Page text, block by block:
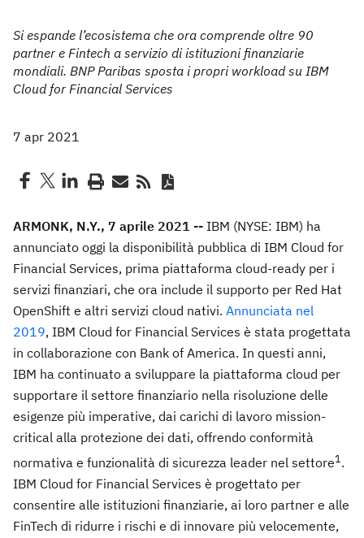
Si espande l’ecosistema che ora comprende oltre 90
partner e Fintech a servizio di istituzioni finanziarie
mondiali. BNP Paribas sposta i propri workload su IBM
Cloud for Financial Services
7 apr 2021
ARMONK, N.Y., 7 aprile 2021 -- IBM (NYSE: IBM) ha
annunciato oggi la disponibilità pubblica di IBM Cloud for
Financial Services, prima piattaforma cloud-ready per i
servizi finanziari, che ora include il supporto per Red Hat
OpenShift e altri servizi cloud nativi. Annunciata nel
2019, IBM Cloud for Financial Services è stata progettata
in collaborazione con Bank of America. In questi anni,
IBM ha continuato a sviluppare la piattaforma cloud per
supportare il settore finanziario nella risoluzione delle
esigenze più imperative, dai carichi di lavoro mission-
critical alla protezione dei dati, offrendo conformità
normativa e funzionalità di sicurezza leader nel settore1.
IBM Cloud for Financial Services è progettato per
consentire alle istituzioni finanziarie, ai loro partner e alle
FinTech di ridurre i rischi e di innovare più velocemente,